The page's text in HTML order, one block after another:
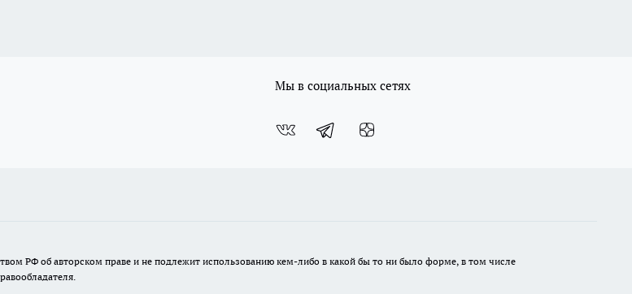
Мы в социальных сетях
РФ об авторском праве и не подлежит использованию кем-либо в какой бы то ни было форме, в том числе